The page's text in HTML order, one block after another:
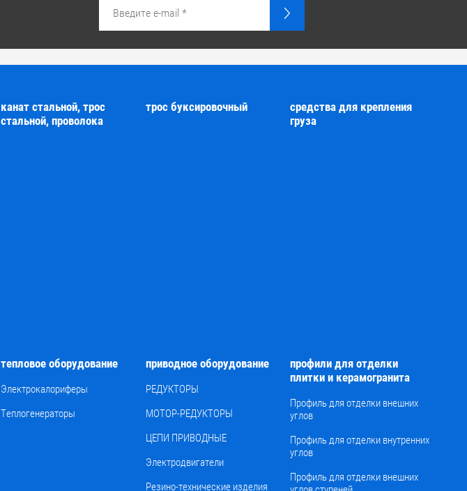
канат стальной, трос
стальной, проволока
трос буксировочный
средства для крепления
груза
тепловое оборудование
Электрокалориферы
Теплогенераторы
приводное оборудование
РЕДУКТОРЫ
МОТОР-РЕДУКТОРЫ
ЦЕПИ ПРИВОДНЫЕ
Электродвигатели
Резино-технические изделия
профили для отделки
плитки и керамогранита
Профиль для отделки внешних
углов
Профиль для отделки внутренних
углов
Профиль для отделки внешних